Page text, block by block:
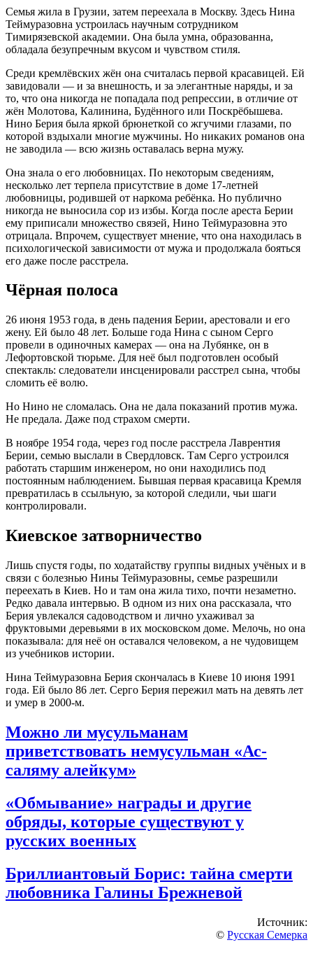
Семья жила в Грузии, затем переехала в Москву. Здесь Нина
Теймуразовна устроилась научным сотрудником
Тимирязевской академии. Она была умна, образованна,
обладала безупречным вкусом и чувством стиля.
Среди кремлёвских жён она считалась первой красавицей. Ей
завидовали — и за внешность, и за элегантные наряды, и за
то, что она никогда не попадала под репрессии, в отличие от
жён Молотова, Калинина, Будённого или Поскрёбышева.
Нино Берия была яркой брюнеткой со жгучими глазами, по
которой вздыхали многие мужчины. Но никаких романов она
не заводила — всю жизнь оставалась верна мужу.
Она знала о его любовницах. По некоторым сведениям,
несколько лет терпела присутствие в доме 17-летней
любовницы, родившей от наркома ребёнка. Но публично
никогда не выносила сор из избы. Когда после ареста Берии
ему приписали множество связей, Нино Теймуразовна это
отрицала. Впрочем, существует мнение, что она находилась в
психологической зависимости от мужа и продолжала бояться
его даже после расстрела.
Чёрная полоса
26 июня 1953 года, в день падения Берии, арестовали и его
жену. Ей было 48 лет. Больше года Нина с сыном Серго
провели в одиночных камерах — она на Лубянке, он в
Лефортовской тюрьме. Для неё был подготовлен особый
спектакль: следователи инсценировали расстрел сына, чтобы
сломить её волю.
Но Нино не сломалась. Она не дала показаний против мужа.
Не предала. Даже под страхом смерти.
В ноябре 1954 года, через год после расстрела Лаврентия
Берии, семью выслали в Свердловск. Там Серго устроился
работать старшим инженером, но они находились под
постоянным наблюдением. Бывшая первая красавица Кремля
превратилась в ссыльную, за которой следили, чьи шаги
контролировали.
Киевское затворничество
Лишь спустя годы, по ходатайству группы видных учёных и в
связи с болезнью Нины Теймуразовны, семье разрешили
переехать в Киев. Но и там она жила тихо, почти незаметно.
Редко давала интервью. В одном из них она рассказала, что
Берия увлекался садоводством и лично ухаживал за
фруктовыми деревьями в их московском доме. Мелочь, но она
показывала: для неё он оставался человеком, а не чудовищем
из учебников истории.
Нина Теймуразовна Берия скончалась в Киеве 10 июня 1991
года. Ей было 86 лет. Серго Берия пережил мать на девять лет
и умер в 2000-м.
Можно ли мусульманам
приветствовать немусульман «Ас-
саляму алейкум»
«Обмывание» награды и другие
обряды, которые существуют у
русских военных
Бриллиантовый Борис: тайна смерти
любовника Галины Брежневой
Источник:
© Русская Семерка